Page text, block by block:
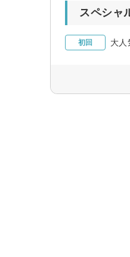
スペシャ
初回 大